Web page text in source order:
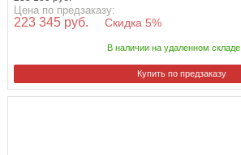
Цена по предзаказу:
223 345 руб. Скидка 5%
В наличии на удаленном складе
Купить по предзаказу